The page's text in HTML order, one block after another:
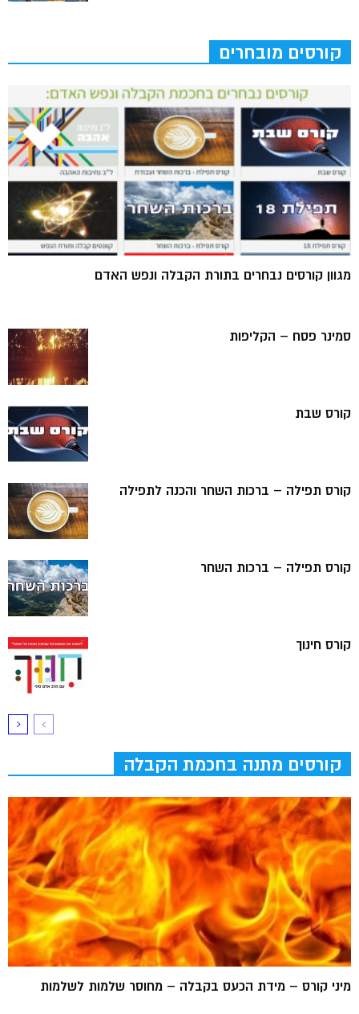
קורסים מובחרים
מגוון קורסים נבחרים בתורת הקבלה ונפש האדם
סמינר פסח – הקליפות
קורס שבת
קורס תפילה – ברכות השחר והכנה לתפילה
קורס תפילה – ברכות השחר
קורס חינוך
קורסים מתנה בחכמת הקבלה
מיני קורס – מידת הכעס בקבלה – מחוסר שלמות לשלמות